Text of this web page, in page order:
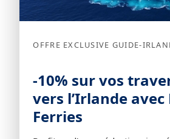
OFFRE EXCLUSIVE GUIDE-
-10% sur vos
vers l’Irlande
Ferries